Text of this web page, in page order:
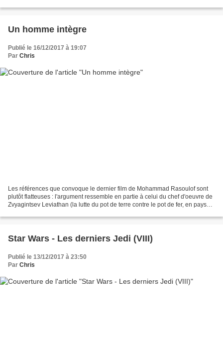
Un homme intègre
Publié le 16/12/2017 à 19:07
Par Chris
Les références que convoque le dernier film de Mohammad Rasoulof sont
plutôt flatteuses : l'argument ressemble en partie à celui du chef d'oeuvre de
Zvyagintsev Leviathan (la lutte du pot de terre contre le pot de fer, en pays
Star Wars - Les derniers Jedi (VIII)
Publié le 13/12/2017 à 23:50
Par Chris